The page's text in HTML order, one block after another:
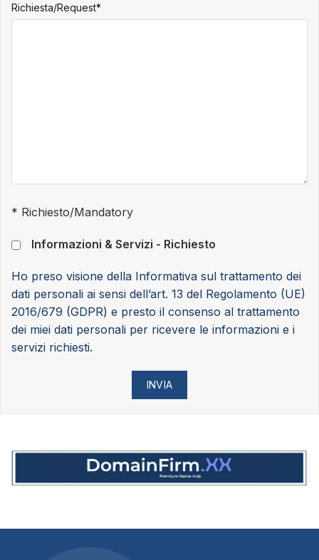
Richiesta/Request*
* Richiesto/Mandatory
Informazioni & Servizi - Richiesto
Ho preso visione della Informativa sul trattamento dei
dati personali ai sensi dell’art. 13 del Regolamento (UE)
2016/679 (GDPR) e presto il consenso al trattamento
dei miei dati personali per ricevere le informazioni e i
servizi richiesti.